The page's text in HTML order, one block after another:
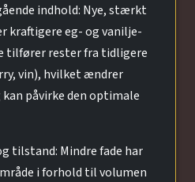
indhold: Nye, stærkt
kraftigere eg- og vanilje-
tilfører rester fra tidligere
vin), hvilket ændrer
påvirke den optimale
tilstand: Mindre fade har
i forhold til volumen